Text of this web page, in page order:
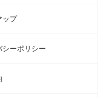
ップ
シーポリシー